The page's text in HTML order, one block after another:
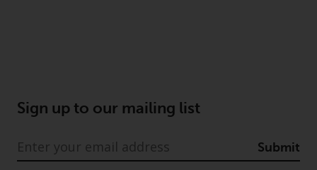
Sign up to our mailing list
Submit